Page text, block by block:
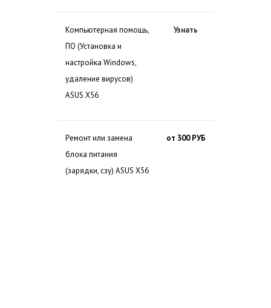
Компьютерная помощь,
ПО (Установка и
настройка Windows,
удаление вирусов)
ASUS X56
Узнать
Ремонт или замена
блока питания
(зарядки, сзу) ASUS X56
от 300 РУБ